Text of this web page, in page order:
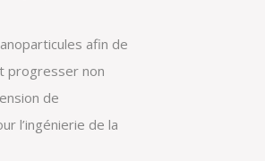
afin de
progresser non
de
l’ingénierie de la